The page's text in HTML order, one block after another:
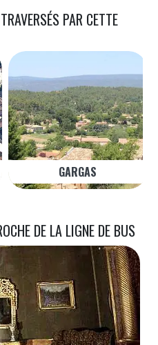
PAR CETTE
GARGAS
DE LA LIGNE DE BUS